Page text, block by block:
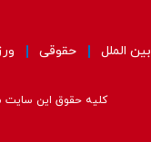
بین الملل حقوقی
کلیه حقوق این سایت